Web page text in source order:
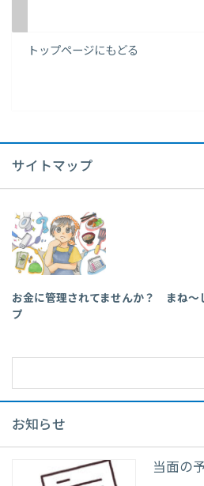
トップページにもどる
サイトマップ
お金に管理されてませんか？ まね～
プ
お知らせ
当面の